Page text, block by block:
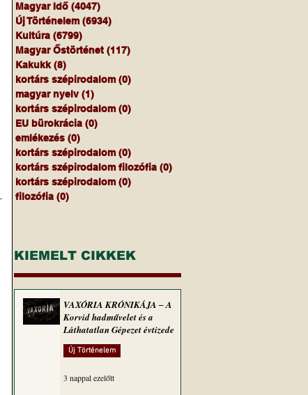
Magyar Idő (4047)
Új Történelem (6934)
Kultúra (6799)
Magyar Őstörténet (117)
Kakukk (8)
kortárs szépirodalom (0)
magyar nyelv (1)
kortárs szépirodalom (0)
EU bürokrácia (0)
emlékezés (0)
kortárs szépirodalom (0)
kortárs szépirodalom filozófia (0)
kortárs szépirodalom (0)
filozófia (0)
KIEMELT CIKKEK
VAXÓRIA KRÓNIKÁJA ‒ A
Korvid hadművelet és a
Láthatatlan Gépezet évtizede
Új Történelem
3 nappal ezelőtt